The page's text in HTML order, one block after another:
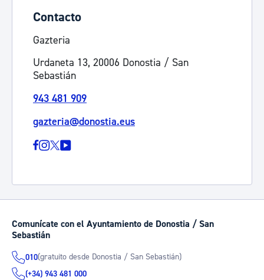
Contacto
Gazteria
Urdaneta 13, 20006 Donostia / San
Sebastián
943 481 909
gazteria@donostia.eus
Comunícate con el Ayuntamiento de Donostia / San
Sebastián
010(gratuito desde Donostia / San Sebastián)
(+34) 943 481 000